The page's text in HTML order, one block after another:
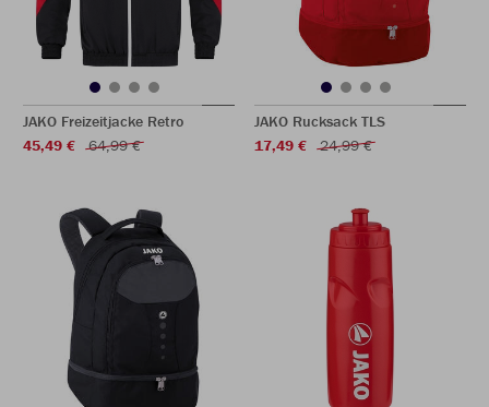
JAKO Freizeitjacke Retro
45,49 €
64,99 €
JAKO Rucksack TLS
17,49 €
24,99 €